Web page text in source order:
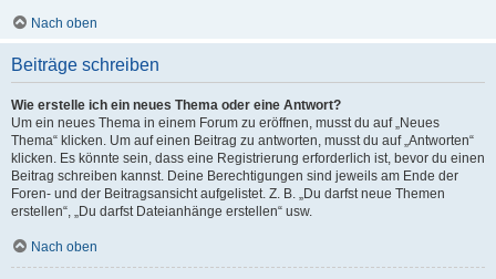
Nach oben
Beiträge schreiben
Wie erstelle ich ein neues Thema oder eine Antwort?
Um ein neues Thema in einem Forum zu eröffnen, musst du auf „Neues
Thema“ klicken. Um auf einen Beitrag zu antworten, musst du auf „Antworten“
klicken. Es könnte sein, dass eine Registrierung erforderlich ist, bevor du einen
Beitrag schreiben kannst. Deine Berechtigungen sind jeweils am Ende der
Foren- und der Beitragsansicht aufgelistet. Z. B. „Du darfst neue Themen
erstellen“, „Du darfst Dateianhänge erstellen“ usw.
Nach oben